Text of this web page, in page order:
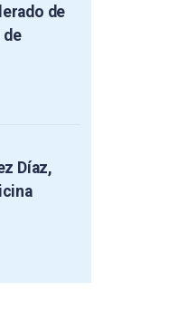
de
de
Díaz,